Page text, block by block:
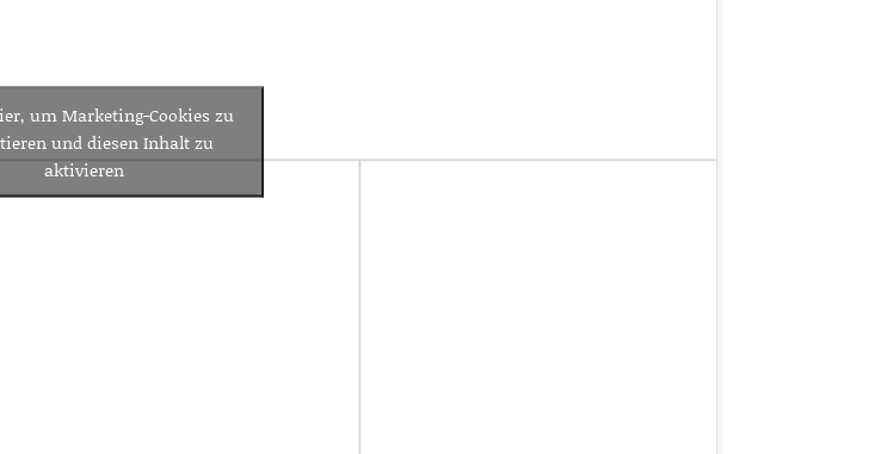
um Marketing-Cookies zu
und diesen Inhalt zu
aktivieren